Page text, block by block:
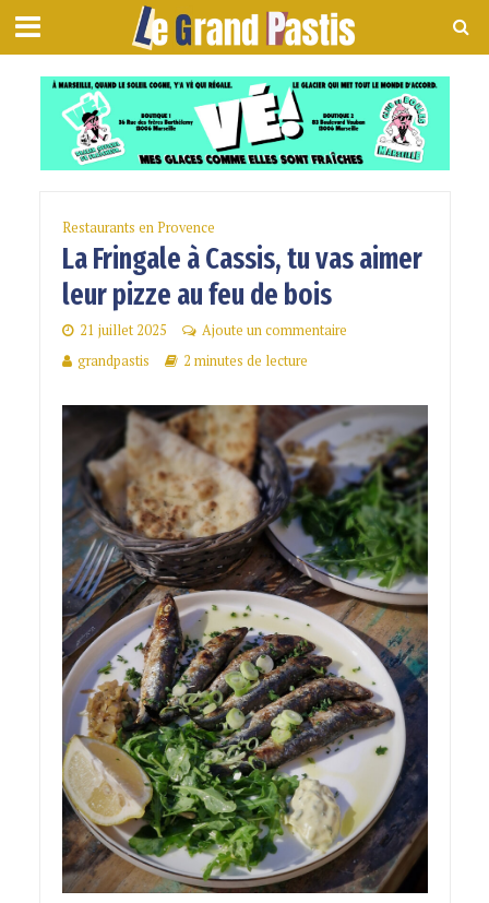
Restaurants en Provence
La Fringale à Cassis, tu vas aimer
leur pizze au feu de bois
21 juillet 2025
Ajoute un commentaire
grandpastis
2 minutes de lecture